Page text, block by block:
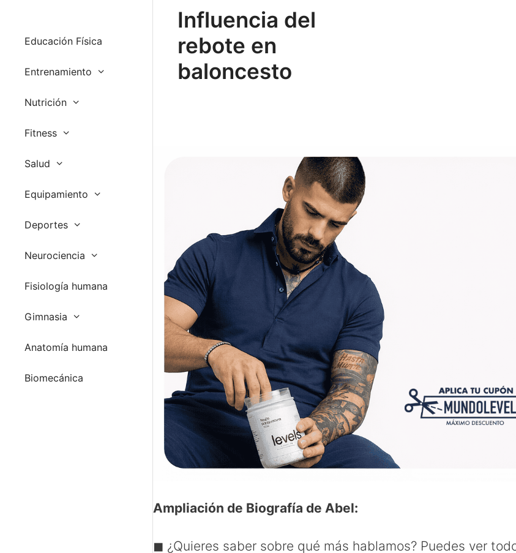
Educación Física
Entrenamiento
Nutrición
Fitness
Salud
Equipamiento
Deportes
Neurociencia
Fisiología humana
Gimnasia
Anatomía humana
Biomecánica
Influencia del
rebote en
baloncesto
Ampliación de Biografía de Abel:
◼ ¿Quieres saber sobre qué más hablamos? Puedes ver